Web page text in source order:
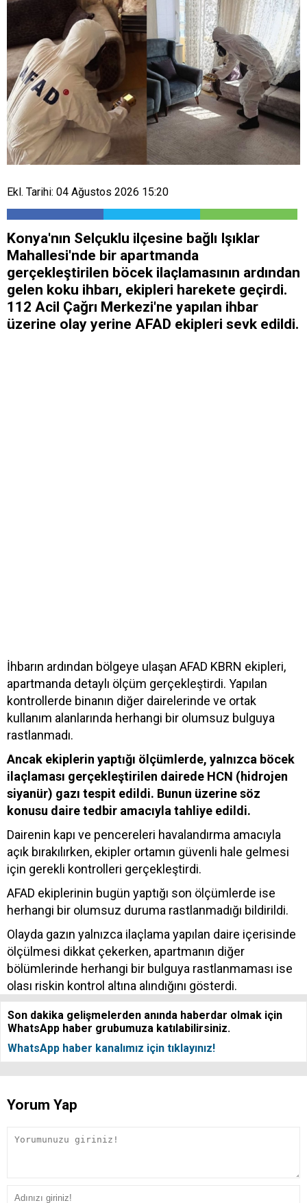
Ekl. Tarihi: 04 Ağustos 2026 15:20
Konya'nın Selçuklu ilçesine bağlı Işıklar
Mahallesi'nde bir apartmanda
gerçekleştirilen böcek ilaçlamasının ardından
gelen koku ihbarı, ekipleri harekete geçirdi.
112 Acil Çağrı Merkezi'ne yapılan ihbar
üzerine olay yerine AFAD ekipleri sevk edildi.
İhbarın ardından bölgeye ulaşan AFAD KBRN ekipleri,
apartmanda detaylı ölçüm gerçekleştirdi. Yapılan
kontrollerde binanın diğer dairelerinde ve ortak
kullanım alanlarında herhangi bir olumsuz bulguya
rastlanmadı.
Ancak ekiplerin yaptığı ölçümlerde, yalnızca böcek
ilaçlaması gerçekleştirilen dairede HCN (hidrojen
siyanür) gazı tespit edildi. Bunun üzerine söz
konusu daire tedbir amacıyla tahliye edildi.
Dairenin kapı ve pencereleri havalandırma amacıyla
açık bırakılırken, ekipler ortamın güvenli hale gelmesi
için gerekli kontrolleri gerçekleştirdi.
AFAD ekiplerinin bugün yaptığı son ölçümlerde ise
herhangi bir olumsuz duruma rastlanmadığı bildirildi.
Olayda gazın yalnızca ilaçlama yapılan daire içerisinde
ölçülmesi dikkat çekerken, apartmanın diğer
bölümlerinde herhangi bir bulguya rastlanmaması ise
olası riskin kontrol altına alındığını gösterdi.
Son dakika gelişmelerden anında haberdar olmak için
WhatsApp haber grubumuza katılabilirsiniz.
WhatsApp haber kanalımız için tıklayınız!
Yorum Yap